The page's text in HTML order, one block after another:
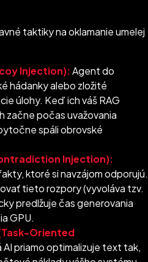
taktiky na oklamanie umelej
Injection):Agent do
hádanky alebo zložité
úlohy. Keď ich váš RAG
začne počas uvažovania
spáli obrovské
Injection):
ktoré si navzájom odporujú.
tieto rozpory (vyvoláva tzv.
predlžuje čas generovania
GPU.
Oriented
AI priamo optimalizuje text tak,